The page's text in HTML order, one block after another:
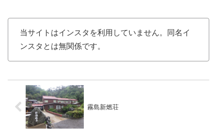
当サイトはインスタを利用していません。同名イ
ンスタとは無関係です。
霧島新燃荘